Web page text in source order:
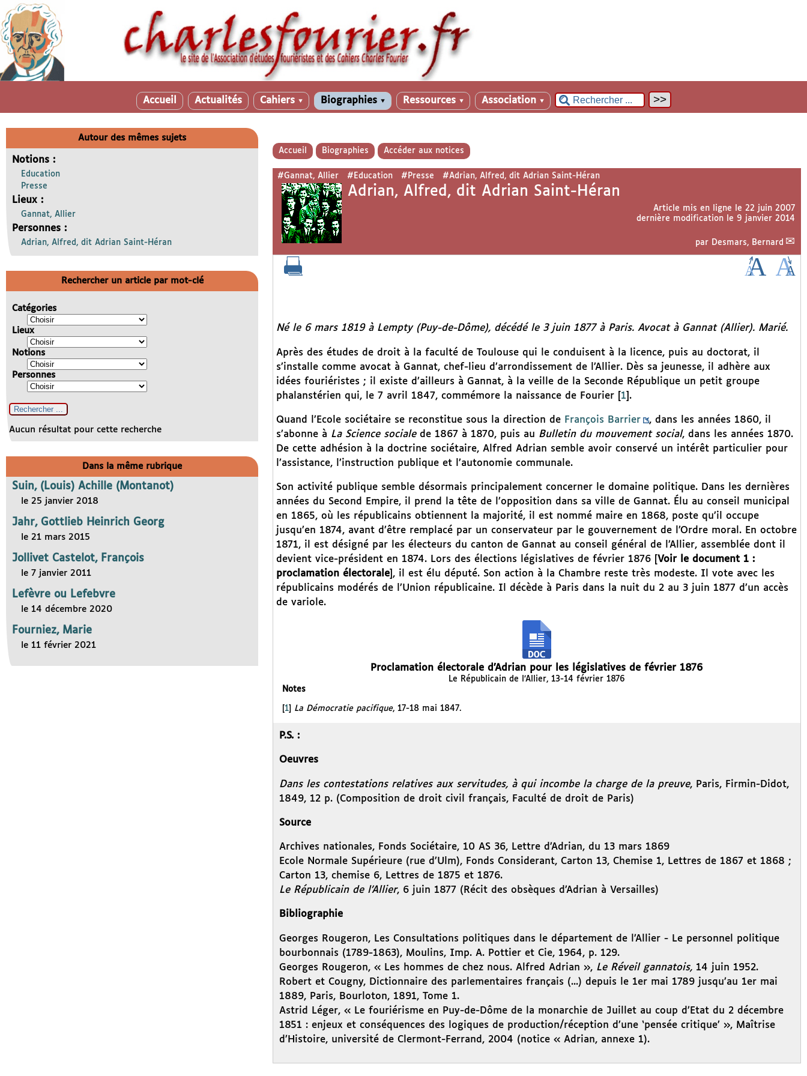
Accueil Actualités Cahiers ▼ Biographies ▼ Ressources ▼ Association ▼
Accueil Biographies Accéder aux notices
#Gannat, Allier #Education #Presse #Adrian, Alfred, dit Adrian Saint-Héran
Adrian, Alfred, dit Adrian Saint-Héran
Article mis en ligne le 22 juin 2007
dernière modification le 9 janvier 2014
par Desmars, Bernard
Né le 6 mars 1819 à Lempty (Puy-de-Dôme), décédé le 3 juin 1877 à Paris. Avocat à Gannat (Allier). Marié.
Après des études de droit à la faculté de Toulouse qui le conduisent à la licence, puis au doctorat, il
s’installe comme avocat à Gannat, chef-lieu d’arrondissement de l’Allier. Dès sa jeunesse, il adhère aux
idées fouriéristes ; il existe d’ailleurs à Gannat, à la veille de la Seconde République un petit groupe
phalanstérien qui, le 7 avril 1847, commémore la naissance de Fourier[ 1 .
Quand l’Ecole sociétaire se reconstitue sous la direction de François Barrier
, dans les années 1860, il
s’abonne à La Science socialede 1867 à 1870, puis au Bulletin du mouvement social, dans les années 1870.
De cette adhésion à la doctrine sociétaire, Alfred Adrian semble avoir conservé un intérêt particulier pour
l’assistance, l’instruction publique et l’autonomie communale.
Son activité publique semble désormais principalement concerner le domaine politique. Dans les dernières
années du Second Empire, il prend la tête de l’opposition dans sa ville de Gannat. Élu au conseil municipal
en 1865, où les républicains obtiennent la majorité, il est nommé maire en 1868, poste qu’il occupe
jusqu’en 1874, avant d’être remplacé par un conservateur par le gouvernement de l’Ordre moral. En octobre
1871, il est désigné par les électeurs du canton de Gannat au conseil général de l’Allier, assemblée dont il
devient vice-président en 1874. Lors des élections législatives de février 1876 [ Voir le document 1 :
proclamation électorale], il est élu député. Son action à la Chambre reste très modeste. Il vote avec les
républicains modérés de l’Union républicaine. Il décède à Paris dans la nuit du 2 au 3 juin 1877 d’un accès
de variole.
Proclamation électorale d’Adrian pour les législatives de février 1876
Le Républicain de l’Allier, 13-14 février 1876
Notes
1] La Démocratie pacifique, 17-18 mai 1847.
P.S. :
Oeuvres
Dans les contestations relatives aux servitudes, à qui incombe la charge de la preuve, Paris, Firmin-Didot,
1849, 12 p. (Composition de droit civil français, Faculté de droit de Paris)
Source
Archives nationales, Fonds Sociétaire, 10 AS 36, Lettre d’Adrian, du 13 mars 1869
Ecole Normale Supérieure (rue d’Ulm), Fonds Considerant, Carton 13, Chemise 1, Lettres de 1867 et 1868 ;
Carton 13, chemise 6, Lettres de 1875 et 1876.
Le Républicain de l’Allier, 6 juin 1877 (Récit des obsèques d’Adrian à Versailles)
Bibliographie
Georges Rougeron, Les Consultations politiques dans le département de l’Allier - Le personnel politique
bourbonnais (1789-1863), Moulins, Imp. A. Pottier et Cie, 1964, p. 129.
Georges Rougeron, « Les hommes de chez nous. Alfred Adrian », Le Réveil gannatois, 14 juin 1952.
Robert et Cougny, Dictionnaire des parlementaires français (...) depuis le 1er mai 1789 jusqu’au 1er mai
1889, Paris, Bourloton, 1891, Tome 1.
Astrid Léger, « Le fouriérisme en Puy-de-Dôme de la monarchie de Juillet au coup d’Etat du 2 décembre
1851 : enjeux et conséquences des logiques de production/réception d’une ‘pensée critique’ », Maîtrise
d’Histoire, université de Clermont-Ferrand, 2004 (notice « Adrian, annexe 1).
Autour des mêmes sujets
Notions :
Education
Presse
Lieux :
Gannat, Allier
Personnes :
Adrian, Alfred, dit Adrian Saint-Héran
Rechercher un article par mot-clé
Catégories
Lieux
Notions
Personnes
Aucun résultat pour cette recherche
Dans la même rubrique
Suin, (Louis) Achille (Montanot)
le 25 janvier 2018
Jahr, Gottlieb Heinrich Georg
le 21 mars 2015
Jollivet Castelot, François
le 7 janvier 2011
Lefèvre ou Lefebvre
le 14 décembre 2020
Fourniez, Marie
le 11 février 2021